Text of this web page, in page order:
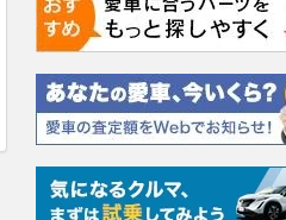
ロータス エヴォーラ
エヴォーラ
万円
ホンダ NSX
898.0万円